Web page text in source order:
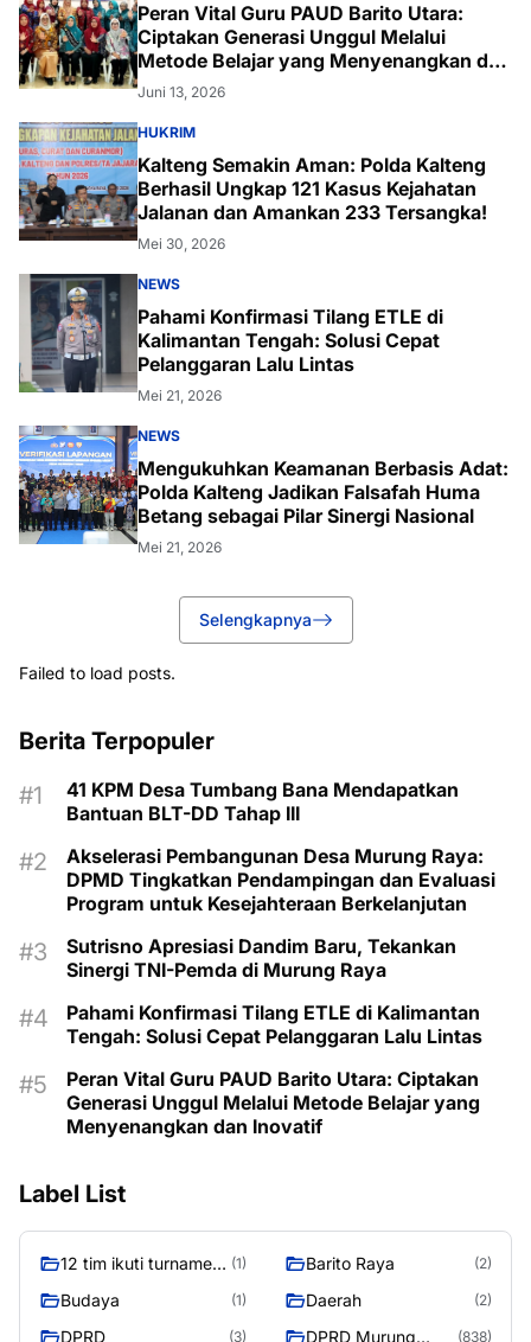
Peran Vital Guru PAUD Barito Utara:
Ciptakan Generasi Unggul Melalui
Metode Belajar yang Menyenangkan dan
Inovatif
Juni 13, 2026
HUKRIM
Kalteng Semakin Aman: Polda Kalteng
Berhasil Ungkap 121 Kasus Kejahatan
Jalanan dan Amankan 233 Tersangka!
Mei 30, 2026
NEWS
Pahami Konfirmasi Tilang ETLE di
Kalimantan Tengah: Solusi Cepat
Pelanggaran Lalu Lintas
Mei 21, 2026
NEWS
Mengukuhkan Keamanan Berbasis Adat:
Polda Kalteng Jadikan Falsafah Huma
Betang sebagai Pilar Sinergi Nasional
Mei 21, 2026
Selengkapnya
Failed to load posts.
Berita Terpopuler
41 KPM Desa Tumbang Bana Mendapatkan
Bantuan BLT-DD Tahap III
Akselerasi Pembangunan Desa Murung Raya:
DPMD Tingkatkan Pendampingan dan Evaluasi
Program untuk Kesejahteraan Berkelanjutan
Sutrisno Apresiasi Dandim Baru, Tekankan
Sinergi TNI-Pemda di Murung Raya
Pahami Konfirmasi Tilang ETLE di Kalimantan
Tengah: Solusi Cepat Pelanggaran Lalu Lintas
Peran Vital Guru PAUD Barito Utara: Ciptakan
Generasi Unggul Melalui Metode Belajar yang
Menyenangkan dan Inovatif
Label List
12 tim ikuti turnamen
Raya
(1) Barito Raya (2)
Budaya (1) Daerah (2)
DPRD (3) DPRD Murung (838)